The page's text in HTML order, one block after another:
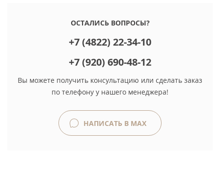
ОСТАЛИСЬ ВОПРОСЫ?
+7 (4822) 22-34-10
+7 (920) 690-48-12
Вы можете получить консультацию или сделать заказ
по телефону у нашего менеджера!
НАПИСАТЬ В MAX